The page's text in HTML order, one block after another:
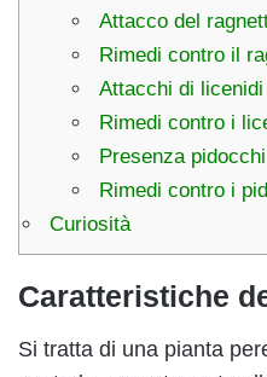
Attacco del
Rimedi contro il
Attacchi di licenidi
Rimedi contro i
Presenza
Rimedi contro i
Curiosità
Caratteristiche
Si tratta di una pianta